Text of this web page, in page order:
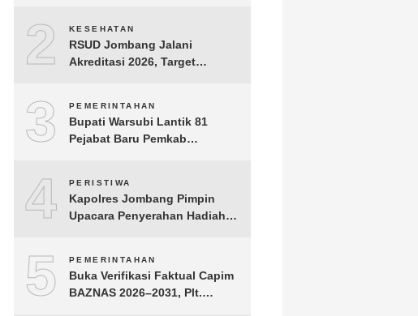
2 KESEHATAN
RSUD Jombang Jalani
Akreditasi 2026, Target
Layanan
3 PEMERINTAHAN
Bupati Warsubi Lantik 81
Pejabat Baru Pemkab
4 PERISTIWA
Kapolres Jombang Pimpin
Upacara Penyerahan Hadiah
5 PEMERINTAHAN
Buka Verifikasi Faktual Capim
BAZNAS 2026–2031, Plt.